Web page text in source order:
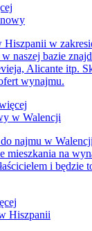
Hiszpanii w
naszej bazie
Alicante itp.
wynajmu.
w Walencji
najmu w
mieszkania na
i będzie
Hiszpanii